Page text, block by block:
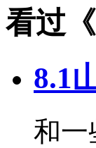
看过
8.1
和一